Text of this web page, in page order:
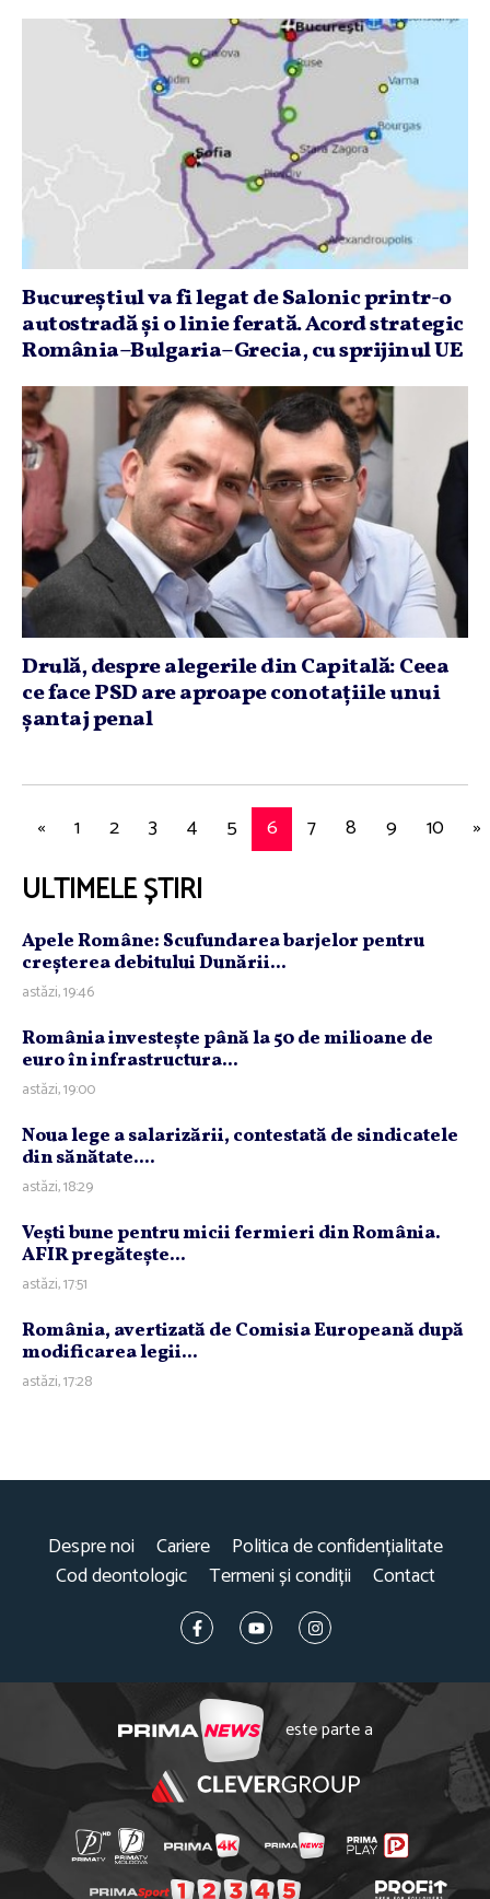
Bucureştiul va fi legat de Salonic printr-o
autostradă şi o linie ferată. Acord strategic
România–Bulgaria–Grecia, cu sprijinul UE
Drulă, despre alegerile din Capitală: Ceea
ce face PSD are aproape conotaţiile unui
şantaj penal
« 1 2 3 4 5 6 7 8 9 10 »
ULTIMELE ȘTIRI
Apele Române: Scufundarea barjelor pentru
creşterea debitului Dunării...
astăzi, 19:46
România investeşte până la 50 de milioane de
euro în infrastructura...
astăzi, 19:00
Noua lege a salarizării, contestată de sindicatele
din sănătate....
astăzi, 18:29
Veşti bune pentru micii fermieri din România.
AFIR pregăteşte...
astăzi, 17:51
România, avertizată de Comisia Europeană după
modificarea legii...
astăzi, 17:28
Despre noi Cariere
Politica de confidențialitate
Cod deontologic
Termeni și condiții Contact
este parte a